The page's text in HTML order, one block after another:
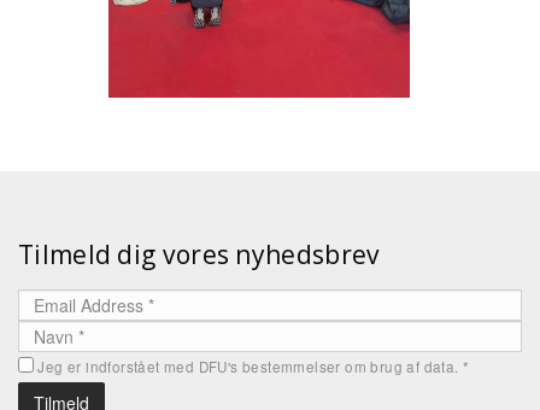
Tilmeld dig vores nyhedsbrev
Jeg er indforstået med DFU's bestemmelser om brug af data.*